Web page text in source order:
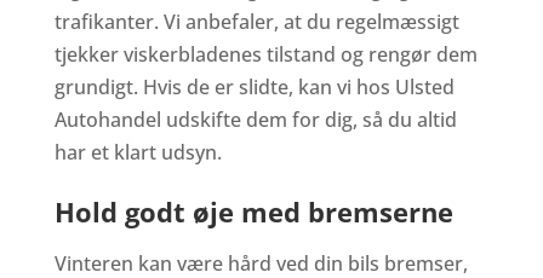
trafikanter. Vi anbefaler, at du regelmæssigt
tjekker viskerbladenes tilstand og rengør dem
grundigt. Hvis de er slidte, kan vi hos Ulsted
Autohandel udskifte dem for dig, så du altid
har et klart udsyn.
Hold godt øje med bremserne
Vinteren kan være hård ved din bils bremser,